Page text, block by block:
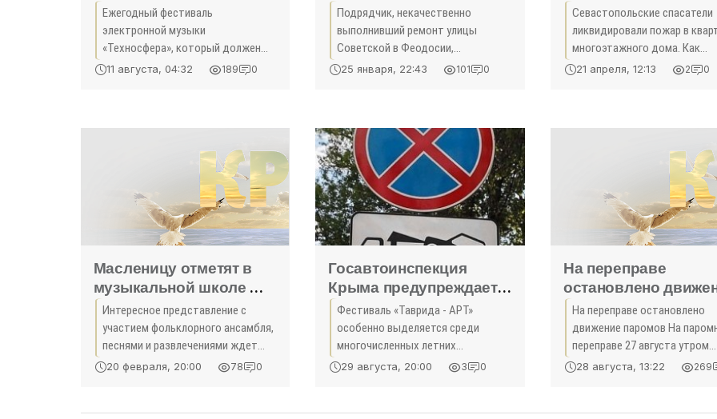
фестиваль не
состоялся в Крыму. Еще
один под угрозой
отмены -
Ежегодный фестиваль
электронной музыки
«Техносфера», который должен
был стартовать в Феодосии 13
11 августа, 04:32 189 0
центральных улиц
Феодосии за свой счет -
«Новости Крыма»
Подрядчик, некачественно
выполнивший ремонт улицы
Советской в Феодосии,
полностью переделает работы за
сообщил ...
25 января, 22:43 101 0
эвакуировали во
пожара почти сто
человек - «Новости
Крыма»
Севастопольские спасатели
ликвидировали пожар в
многоэтажного дома. Как
сообщила пресс-служба
21 апреля, 12:13 2 0
Масленицу отметят в
музыкальной школе №2
- «Феодосия»
Интересное представление с
участием фольклорного ансамбля,
песнями и развлечениями ждет
всех желающих. 17 февраля в 14
музыкальной школы №2
20 февраля, 20:00 78 0
Госавтоинспекция
Крыма предупреждает -
«Новости Крыма»
Фестиваль «Таврида - АРТ»
особенно выделяется среди
многочисленных летних
музыкальных фестивалей России.
видов искусства - архитекторы,
29 августа, 20:00 3 0
На переправе
остановлено
паромов -
«Происшествия»
На переправе остановлено
движение паромов На
переправе 27 августа утром
движение паромов
идут пешком от паромной
28 августа, 13:22 269